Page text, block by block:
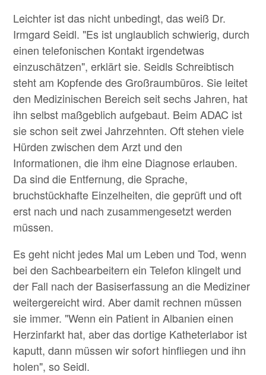
Leichter ist das nicht unbedingt, das weiß Dr.
Irmgard Seidl. "Es ist unglaublich schwierig, durch
einen telefonischen Kontakt irgendetwas
einzuschätzen", erklärt sie. Seidls Schreibtisch
steht am Kopfende des Großraumbüros. Sie leitet
den Medizinischen Bereich seit sechs Jahren, hat
ihn selbst maßgeblich aufgebaut. Beim ADAC ist
sie schon seit zwei Jahrzehnten. Oft stehen viele
Hürden zwischen dem Arzt und den
Informationen, die ihm eine Diagnose erlauben.
Da sind die Entfernung, die Sprache,
bruchstückhafte Einzelheiten, die geprüft und oft
erst nach und nach zusammengesetzt werden
müssen.
Es geht nicht jedes Mal um Leben und Tod, wenn
bei den Sachbearbeitern ein Telefon klingelt und
der Fall nach der Basiserfassung an die Mediziner
weitergereicht wird. Aber damit rechnen müssen
sie immer. "Wenn ein Patient in Albanien einen
Herzinfarkt hat, aber das dortige Katheterlabor ist
kaputt, dann müssen wir sofort hinfliegen und ihn
holen", so Seidl.